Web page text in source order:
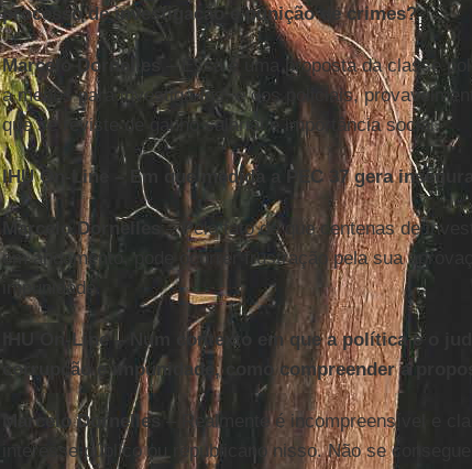
processo de investigação e punição de crimes?
Marcelo Dornelles – Essa é uma proposta da classe
a menos para investigá-los, e dos policiais,
que se reviste de ganho salarial e importância social.
IHU On-Line – Em que medida a PEC 37 gera
Marcelo Dornelles – Pelo fato de que centenas de
em andamento, pode ocorrer frustração pela sua
impunidade.
IHU On-Line – Num contexto em que a política e o
corrupção e impunidade, como compreender a
Marcelo Dornelles – Realmente é incompreensível e
interesse público ou republicano nisso. Não se